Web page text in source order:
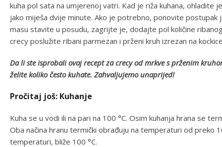
kuha pol sata na umjerenoj vatri. Kad je riža kuhana, ohladite
jako miješa dvije minute. Ako je potrebno, ponovite postupak
masu stavite u posudu, zagrijte je, dodajte pol količine
crecy poslužite ribani parmezan i prženi kruh izrezan na
Da li ste isprobali ovaj recept za crecy od mrkve s prženim
želite koliko često kuhate. Zahvaljujemo unaprijed!
Pročitaj još: Kuhanje
Kuha se u vodi ili na pari na 100 °C. Osim kuhanja hrana se
Oba načina hranu termički obrađuju na temperaturi od preko
temperaturi, bliže 100 °C.